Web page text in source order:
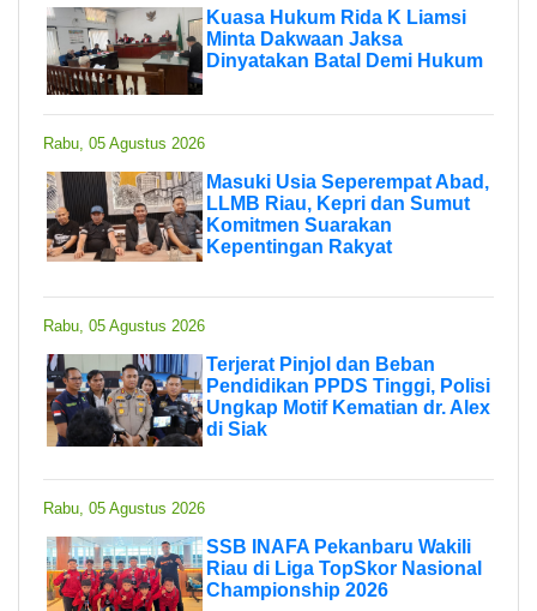
Kuasa Hukum Rida K Liamsi
Minta Dakwaan Jaksa
Dinyatakan Batal Demi Hukum
Rabu, 05 Agustus 2026
Masuki Usia Seperempat Abad,
LLMB Riau, Kepri dan Sumut
Komitmen Suarakan
Kepentingan Rakyat
Rabu, 05 Agustus 2026
Terjerat Pinjol dan Beban
Pendidikan PPDS Tinggi, Polisi
Ungkap Motif Kematian dr. Alex
di Siak
Rabu, 05 Agustus 2026
SSB INAFA Pekanbaru Wakili
Riau di Liga TopSkor Nasional
Championship 2026